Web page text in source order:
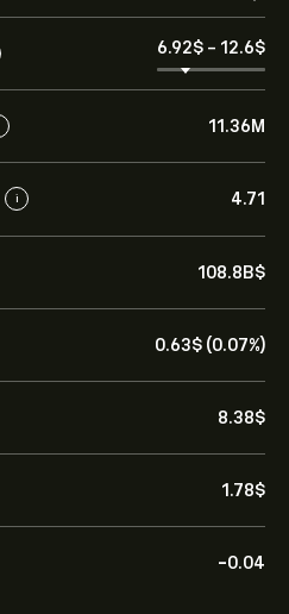
6.92‎$‎ - 12.6‎$‎
11.36M
i 4.71
108.8B‎$‎
0.63‎$‎ (0.07%)
8.38‎$‎
1.78‎$‎
-0.04